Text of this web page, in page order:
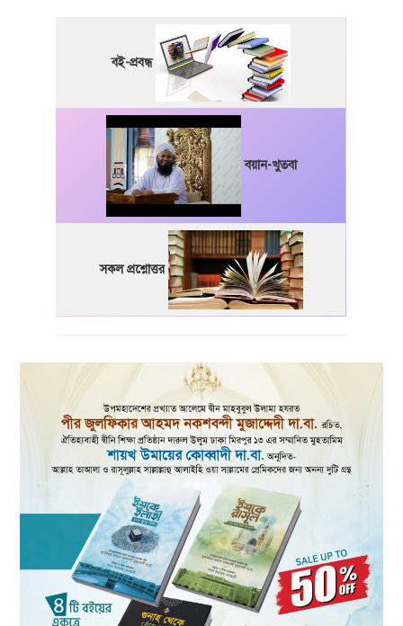
বই-প্রবন্ধ
বয়ান-খুতবা
সকল প্রশ্নোত্তর